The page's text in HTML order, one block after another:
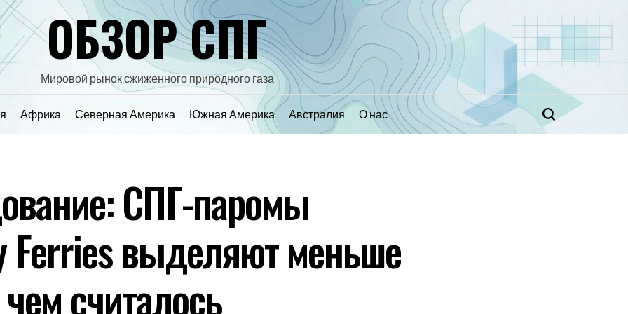
ОБЗОР СПГ
Мировой рынок сжиженного природного газа
Африка Северная Америка Южная Америка Австралия О нас Поиск
СПГ-паромы
Ferries выделяют меньше
считалось